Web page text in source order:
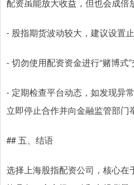
配资虽能放大收益，但也会成倍
- 股指期货波动较大，建议设置
- 切勿使用配资资金进行“赌博式
- 定期检查平台动态，如发现异
立即停止合作并向金融监管部门
## 五、结语
选择上海股指配资公司，核心在